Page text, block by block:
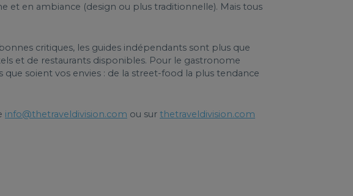
et en ambiance (design ou plus traditionnelle). Mais tous
critiques, les guides indépendants sont plus que
et de restaurants disponibles. Pour le gastronome
soient vos envies : de la street-food la plus tendance
info@thetraveldivision.com ou sur thetraveldivision.com